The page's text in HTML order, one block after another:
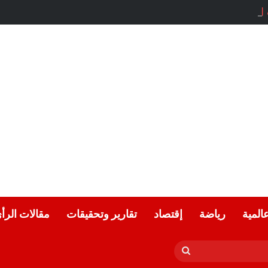
بقلم الأديب التونسي: معز ماني
رياضة إقتصاد تقارير وتحقيقات مقالات
بحث